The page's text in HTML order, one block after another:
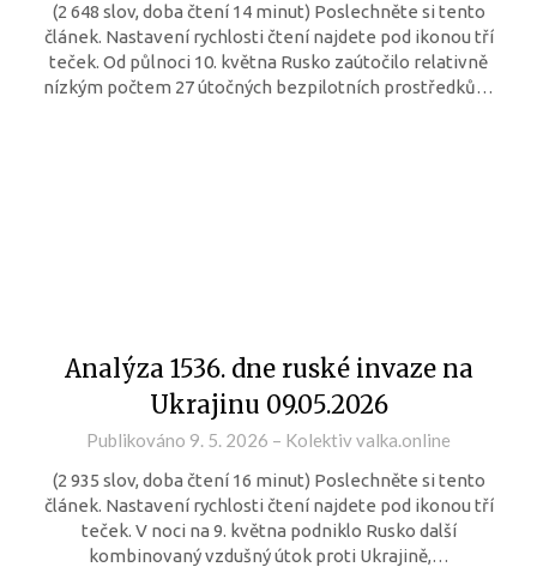
(2 648 slov, doba čtení 14 minut) Poslechněte si tento
článek. Nastavení rychlosti čtení najdete pod ikonou tří
teček. Od půlnoci 10. května Rusko zaútočilo relativně
nízkým počtem 27 útočných bezpilotních prostředků…
Analýza 1536. dne ruské invaze na
Ukrajinu 09.05.2026
Publikováno 9. 5. 2026 – Kolektiv valka.online
(2 935 slov, doba čtení 16 minut) Poslechněte si tento
článek. Nastavení rychlosti čtení najdete pod ikonou tří
teček. V noci na 9. května podniklo Rusko další
kombinovaný vzdušný útok proti Ukrajině,…